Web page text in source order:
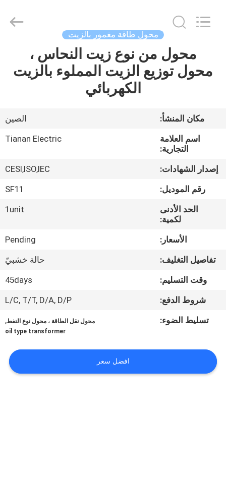
الصفحة
الرئيسية
عرض
الافتراضي
معلومات
جولة
في
المعمل
مراقبة
اتصل
(Group)
Co.,Ltd..
محول طاقة مغمور بالزيت
محول من نوع زيت النحاس ،
محول توزيع الزيت المملوء بالزيت
الكهربائي
مكان المنشأ:
الصين
اسم العلامة
التجارية:
Tianan Electric
إصدار الشهادات:
CESI,ISO,IEC
رقم الموديل:
SF11
الحد الأدنى
لكمية:
1unit
الأسعار:
Pending
تفاصيل التغليف:
حالة خشبيّ
وقت التسليم:
45days
شروط الدفع:
L/C, T/T, D/A, D/P
تسليط الضوء:
محول نقل الطاقة ، محول نوع النفط,
oil type transformer
افضل سعر